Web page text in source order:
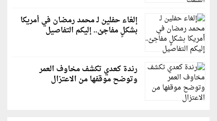
إلغاء حفلين لـ محمد رمضان في أمريكا
بشكلٍ مفاجئ.. إليكم التفاصيل
رندة كعدي تكشف مخاوف العمر
وتوضح موقفها من الاعتزال